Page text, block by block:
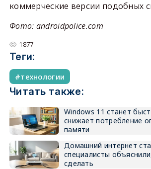
коммерческие версии подобных
Фото: androidpolice.com
1877
Теги:
технологии
Читать также:
Windows 11 станет
снижает потребление
памяти
Домашний интернет
специалисты
сделать